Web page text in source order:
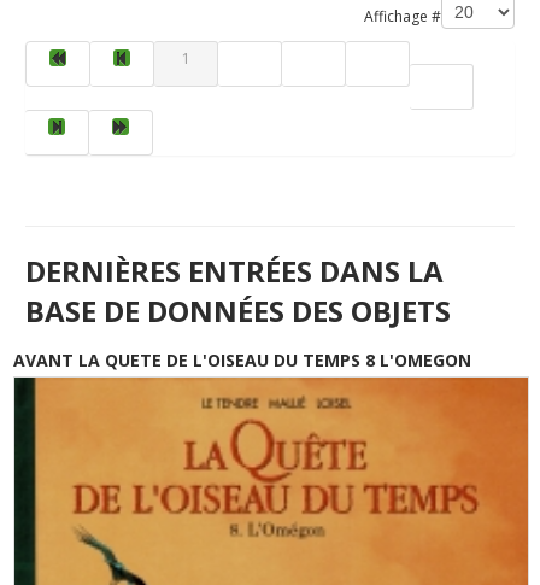
Affichage #
1
DERNIÈRES ENTRÉES DANS LA
BASE DE DONNÉES DES OBJETS
AVANT LA QUETE DE L'OISEAU DU TEMPS 8 L'OMEGON